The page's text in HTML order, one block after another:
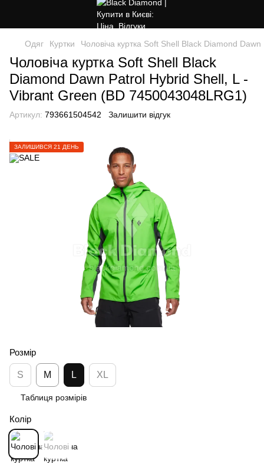
Одяг Куртки Чоловіча куртка Soft Shell Black Diamond
Чоловіча куртка Soft Shell Black
Diamond Dawn Patrol Hybrid Shell, L -
Vibrant Green (BD 7450043048LRG1)
Артикул: 793661504542 Залишити відгук
ЗАЛИШИВСЯ 21 ДЕНЬ
Розмір
S M L XL
Таблиця розмірів
Колір